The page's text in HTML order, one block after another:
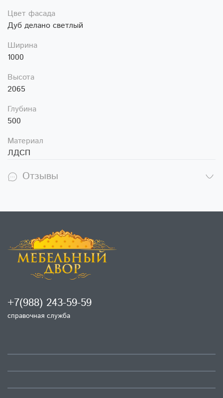
Цвет фасада
Дуб делано светлый
Ширина
1000
Высота
2065
Глубина
500
Материал
ЛДСП
Отзывы
+7(988) 243-59-59
справочная служба